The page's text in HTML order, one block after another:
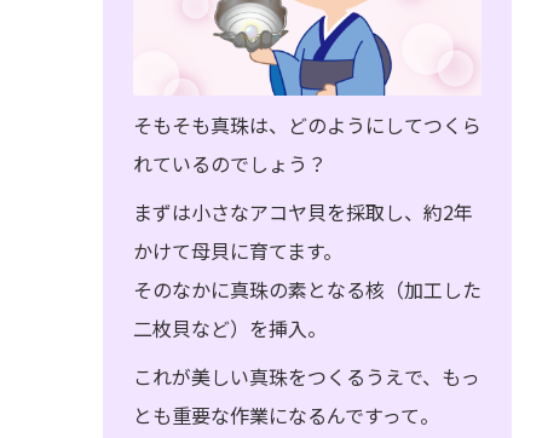
そもそも真珠は、どのようにしてつくら
れているのでしょう？
まずは小さなアコヤ貝を採取し、約2年
かけて母貝に育てます。
そのなかに真珠の素となる核（加工した
二枚貝など）を挿入。
これが美しい真珠をつくるうえで、もっ
とも重要な作業になるんですって。